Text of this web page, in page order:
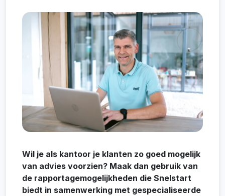
Wil je als kantoor je klanten zo goed mogelijk
van advies voorzien? Maak dan gebruik van
de rapportagemogelijkheden die Snelstart
biedt in samenwerking met gespecialiseerde